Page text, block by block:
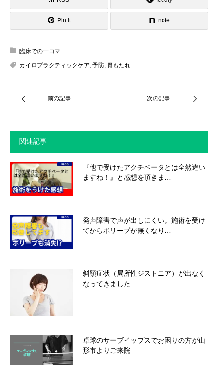
Pin it note
臨床での一コマ
カイロプラクティックケア 予防 胃もたれ
前の記事 次の記事
関連記事
『他で受けたアクチベータとは全然違い
ますね！』と感想を頂きま…
発声障害で声が出しにくい。施術を受け
てからポリープが無くなり…
斜頸症状（局所性ジストニア）が出なく
なってきました
卓球のサーブイップスでお困りの方が山
形市よりご来院